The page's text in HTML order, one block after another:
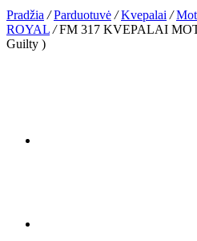
Pradžia / Parduotuvė / Kvepalai /
ROYAL /FM 317 KVEPALAI
Guilty )